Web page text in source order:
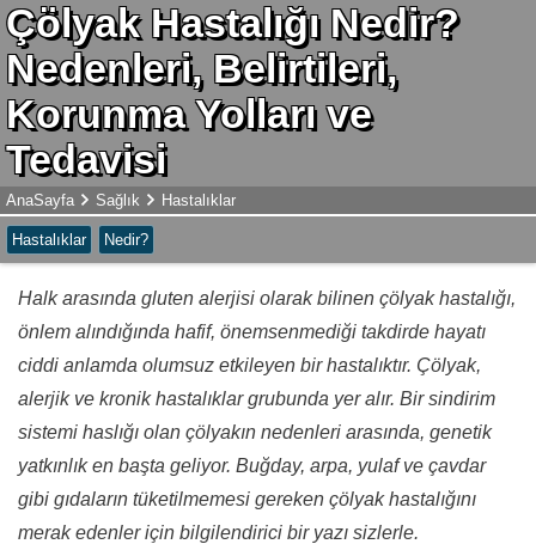
Çölyak Hastalığı Nedir?
Nedenleri, Belirtileri,
Korunma Yolları ve
Tedavisi
AnaSayfa Sağlık Hastalıklar
Hastalıklar Nedir?
Halk arasında gluten alerjisi olarak bilinen çölyak hastalığı,
önlem alındığında hafif, önemsenmediği takdirde hayatı
ciddi anlamda olumsuz etkileyen bir hastalıktır. Çölyak,
alerjik ve kronik hastalıklar grubunda yer alır. Bir sindirim
sistemi haslığı olan çölyakın nedenleri arasında, genetik
yatkınlık en başta geliyor. Buğday, arpa, yulaf ve çavdar
gibi gıdaların tüketilmemesi gereken çölyak hastalığını
merak edenler için bilgilendirici bir yazı sizlerle.